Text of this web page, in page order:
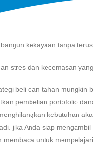
kekayaan tanpa
stres dan kecemasan
beli dan tahan mungkin
pembelian portofolio
kebutuhan
jika Anda siap
membaca untuk